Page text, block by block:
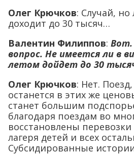
Олег Крючков: Случай, но
доходит до 30 тысяч…
Валентин Филиппов: Вот.
вопрос. Не имеется ли в
летом дойдет до 30
Олег Крючков: Нет.
останется в этих же
станет большим
благодаря поездам во
восстановлены
лагеря детей и всех
Субсидированные